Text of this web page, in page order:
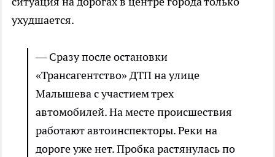
ухудшается.
— Сразу после остановки
«Трансагентство» ДТП на улице
Малышева с участием трех
автомобилей. На месте происшествия
работают автоинспекторы. Реки на
дороге уже нет. Пробка растянулась по